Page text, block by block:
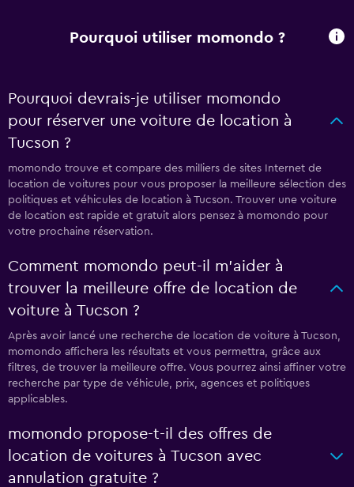
Pourquoi utiliser momondo ?
Pourquoi devrais-je utiliser momondo
pour réserver une voiture de location à
Tucson ?
momondo trouve et compare des milliers de sites Internet de
location de voitures pour vous proposer la meilleure sélection des
politiques et véhicules de location à Tucson. Trouver une voiture
de location est rapide et gratuit alors pensez à momondo pour
votre prochaine réservation.
Comment momondo peut-il m’aider à
trouver la meilleure offre de location de
voiture à Tucson ?
Après avoir lancé une recherche de location de voiture à Tucson,
momondo affichera les résultats et vous permettra, grâce aux
filtres, de trouver la meilleure offre. Vous pourrez ainsi affiner votre
recherche par type de véhicule, prix, agences et politiques
applicables.
momondo propose-t-il des offres de
location de voitures à Tucson avec
annulation gratuite ?